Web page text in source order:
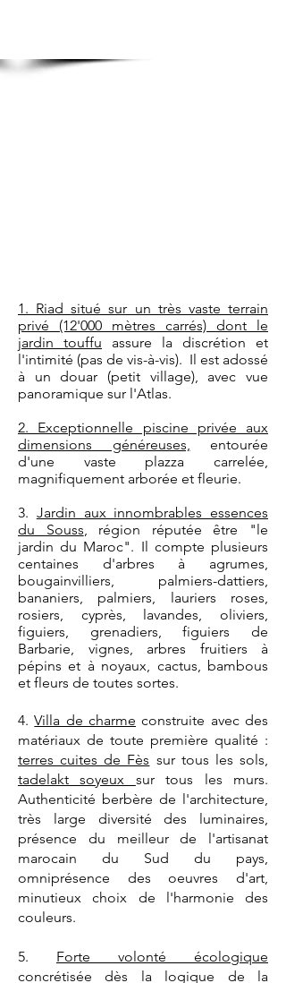
1. Riad situé sur un très vaste terrain
privé (12'000 mètres carrés) dont le
jardin touffu assure la discrétion et
l'intimité (pas de vis-à-vis). Il est adossé
à un douar (petit village), avec vue
panoramique sur l'Atlas.
2. Exceptionnelle piscine privée aux
dimensions généreuses, entourée
d'une vaste plazza carrelée,
magnifiquement arborée et fleurie.
3. Jardin aux innombrables essences
du Souss, région réputée être "le
jardin du Maroc". Il compte plusieurs
centaines d'arbres à agrumes,
bougainvilliers, palmiers-dattiers,
bananiers, palmiers, lauriers roses,
rosiers, cyprès, lavandes, oliviers,
figuiers, grenadiers, figuiers de
Barbarie, vignes, arbres fruitiers à
pépins et à noyaux, cactus, bambous
et fleurs de toutes sortes.
4.Villa de charme construite avec des
matériaux de toute première qualité :
terres cuites de Fès sur tous les sols,
tadelakt soyeux sur tous les murs.
Authenticité berbère de l'architecture,
très large diversité des luminaires,
présence du meilleur de l'artisanat
marocain du Sud du pays,
omniprésence des oeuvres d'art,
minutieux choix de l'harmonie des
couleurs.
5. Forte volonté écologique
concrétisée dès la logique de la